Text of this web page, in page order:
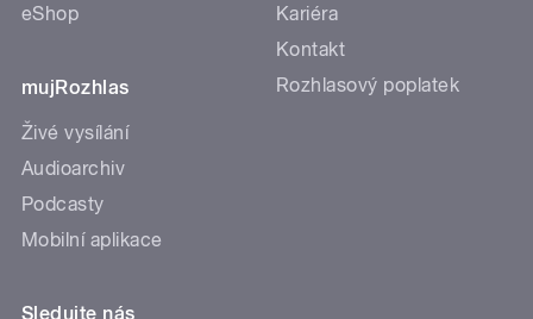
eShop
mujRozhlas
Živé vysílání
Audioarchiv
Podcasty
Mobilní aplikace
Kariéra
Kontakt
Rozhlasový poplatek
Sledujte nás